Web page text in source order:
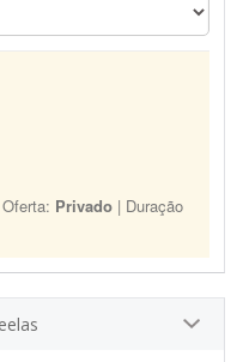
Privado | Duração